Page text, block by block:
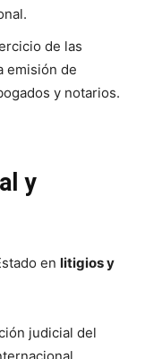
de las
emisión de
y notarios.
y
en litigios y
judicial del